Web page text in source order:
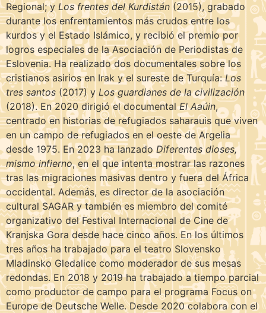
Regional; y Los frentes del Kurdistán (2015), grabado
durante los enfrentamientos más crudos entre los
kurdos y el Estado Islámico, y recibió el premio por
logros especiales de la Asociación de Periodistas de
Eslovenia. Ha realizado dos documentales sobre los
cristianos asirios en Irak y el sureste de Turquía:Los
tres santos (2017) y Los guardianes de la civilización
(2018). En 2020 dirigió el documentalEl Aaúin,
centrado en historias de refugiados saharauis que viven
en un campo de refugiados en el oeste de Argelia
desde 1975. En 2023 ha lanzado Diferentes dioses,
mismo infierno, en el que intenta mostrar las razones
tras las migraciones masivas dentro y fuera del África
occidental. Además, es director de la asociación
cultural SAGAR y también es miembro del comité
organizativo del Festival Internacional de Cine de
Kranjska Gora desde hace cinco años. En los últimos
tres años ha trabajado para el teatro Slovensko
Mladinsko Gledalice como moderador de sus mesas
redondas. En 2018 y 2019 ha trabajado a tiempo parcial
como productor de campo para el programa Focus on
Europe de Deutsche Welle. Desde 2020 colabora con el